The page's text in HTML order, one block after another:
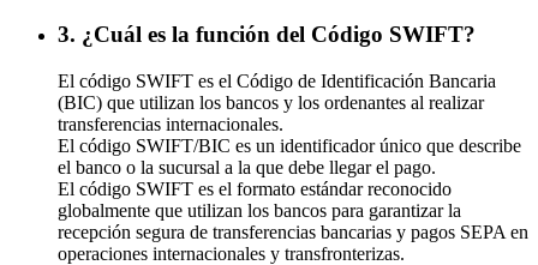
3. ¿Cuál es la función del Código SWIFT?
El código SWIFT es el Código de Identificación Bancaria
(BIC) que utilizan los bancos y los ordenantes al realizar
transferencias internacionales.
El código SWIFT/BIC es un identificador único que describe
el banco o la sucursal a la que debe llegar el pago.
El código SWIFT es el formato estándar reconocido
globalmente que utilizan los bancos para garantizar la
recepción segura de transferencias bancarias y pagos SEPA en
operaciones internacionales y transfronterizas.